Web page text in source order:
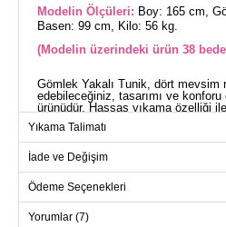
Modelin Ölçüleri: Boy: 165 cm,
Basen: 99 cm, Kilo: 56 kg.
(Modelin üzerindeki ürün 38
Gömlek Yakalı Tunik, dört mevsim
edebileceğiniz, tasarımı ve
ürünüdür. Hassas yıkama özelliği
olup, terikoton kumaştan
düğmeli tasarımı ile şıklığına
detayları ile kullanım kolaylığı
ve rahat bir kullanım sunar.
ile ideal bir fikir verir.
TUNİK BEDEN
(CM)
Beden
Yıkama Talimatı
İade ve Değişim
Ödeme Seçenekleri
Yorumlar (7)